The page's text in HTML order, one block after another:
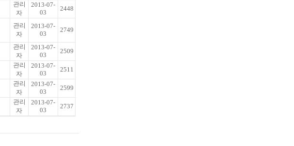
관리
자
2013-07-
03
2448
관리
자
2013-07-
03
2749
관리
자
2013-07-
03
2509
관리
자
2013-07-
03
2511
관리
자
2013-07-
03
2599
관리
자
2013-07-
03
2737